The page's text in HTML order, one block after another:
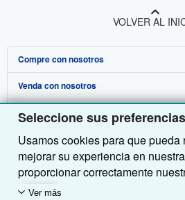
Seleccione sus
Usamos cookies para que pueda
mejorar su experiencia en
proporcionar correctamente
utilizamos cookies para
Ver más
VOLVER AL
Compre con nosotros
Búsqueda avanzada
Colecciones
Mi cuenta
Mis pedidos
Ver carrito
Venda con nosotros
Comenzar a vender
Únase a nuestro programa de afiliados
Recomiende un vendedor
Sobre nosotros
Sobre IberLibro
Medios
Empleo
Obtener Ayuda
Preguntas frecuentes y guías
Atención al Cliente
Otras compañías de AbeBooks
AbeBooks.com
Siga a IberLibro